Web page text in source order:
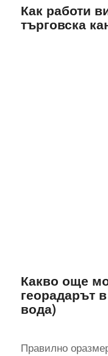
Как работи
търговска
Какво още
георадарът
вода)
Правилно